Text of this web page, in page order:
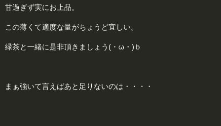
甘過ぎず実にお上品。
この薄くて適度な量がちょうど宜しい。
緑茶と一緒に是非頂きましょう(・ω・)ｂ
まぁ強いて言えばあと足りないのは・・・・